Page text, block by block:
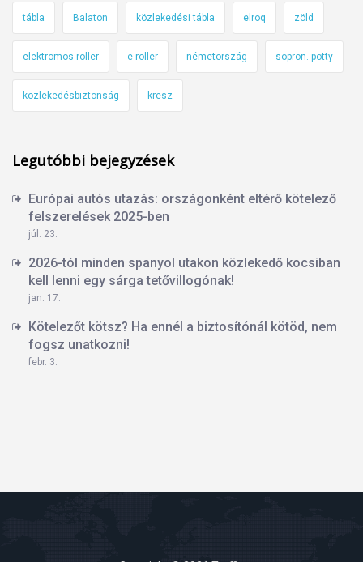
tábla Balaton közlekedési tábla elroq zöld
elektromos roller e-roller németország sopron. pötty
közlekedésbiztonság kresz
Legutóbbi bejegyzések
Európai autós utazás: országonként eltérő kötelező
felszerelések 2025-ben
júl. 23.
2026-tól minden spanyol utakon közlekedő kocsiban
kell lenni egy sárga tetővillogónak!
jan. 17.
Kötelezőt kötsz? Ha ennél a biztosítónál kötöd, nem
fogsz unatkozni!
febr. 3.